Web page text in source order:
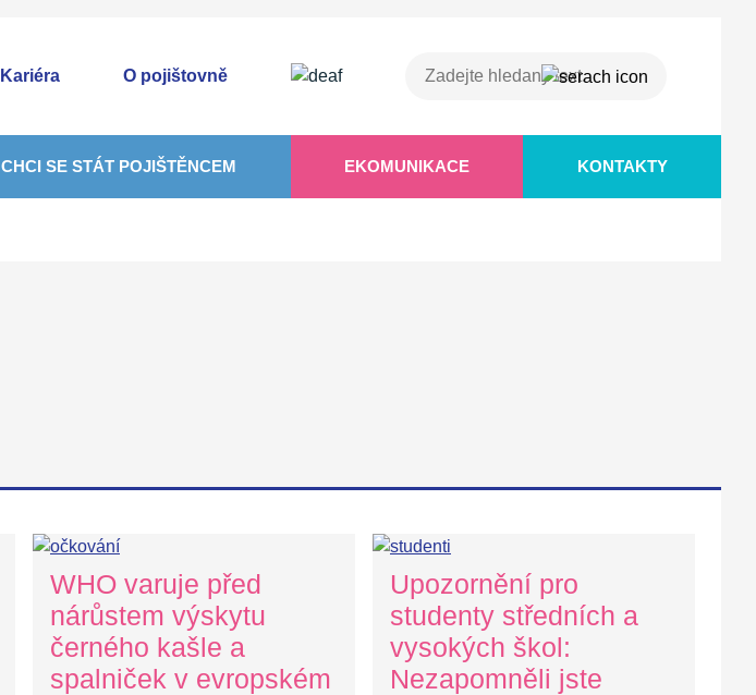
Kariéra O pojištovně
CHCI SE STÁT POJIŠTĚNCEM EKOMUNIKACE KONTAKTY
WHO varuje před
nárůstem výskytu
černého kašle a
spalniček v evropském
Upozornění pro
studenty středních a
vysokých škol:
Nezapomněli jste